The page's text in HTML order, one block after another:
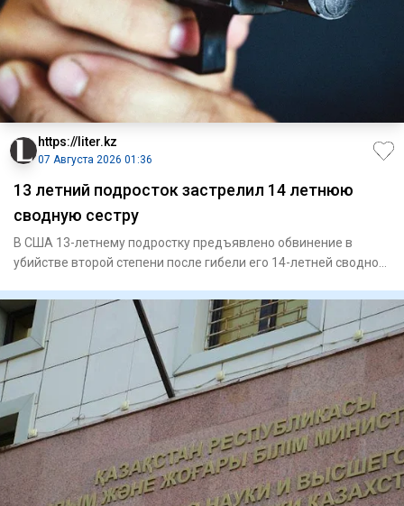
https://liter.kz
07 Августа 2026 01:36
13 летний подросток застрелил 14 летнюю
сводную сестру
В США 13-летнему подростку предъявлено обвинение в
убийстве второй степени после гибели его 14-летней сводной